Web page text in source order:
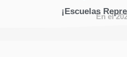
¡Escuelas
En el